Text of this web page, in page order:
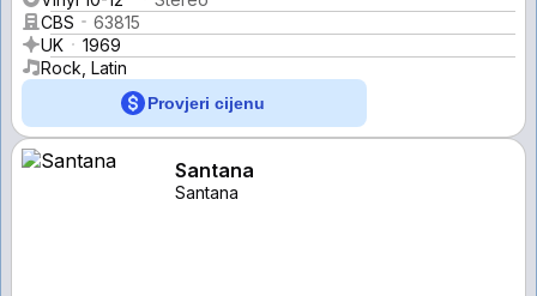
CBS
63815
UK
1969
Rock, Latin
Provjeri cijenu
Santana
Santana